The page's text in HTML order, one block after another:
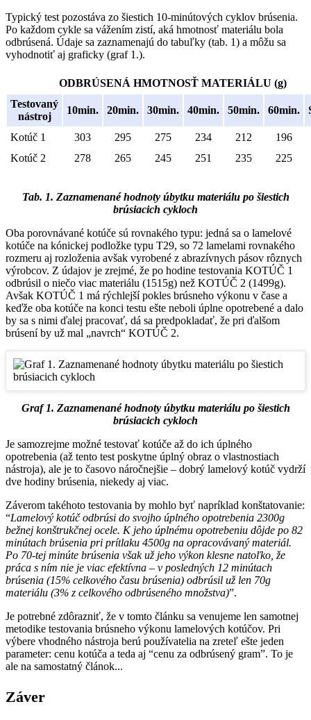
Typický test pozostáva zo šiestich 10-minútových cyklov brúsenia.
Po každom cykle sa vážením zistí, aká hmotnosť materiálu bola
odbrúsená. Údaje sa zaznamenajú do tabuľky (tab. 1) a môžu sa
vyhodnotiť aj graficky (graf 1.).
ODBRÚSENÁ HMOTNOSŤ MATERIÁLU (g)
Testovaný
nástroj
10min. 20min. 30min. 40min. 50min. 60min.
Kotúč 1 303 295 275 234 212 196
Kotúč 2
278 265 245 251 235 225
Tab. 1. Zaznamenané hodnoty úbytku materiálu po šiestich
brúsiacich cykloch
Oba porovnávané kotúče sú rovnakého typu: jedná sa o lamelové
kotúče na kónickej podložke typu T29, so 72 lamelami rovnakého
rozmeru aj rozloženia avšak vyrobené z abrazívnych pásov rôznych
výrobcov. Z údajov je zrejmé, že po hodine testovania KOTÚČ 1
odbrúsil o niečo viac materiálu (1515g) než KOTÚČ 2 (1499g).
Avšak KOTÚČ 1 má rýchlejší pokles brúsneho výkonu v čase a
keďže oba kotúče na konci testu ešte neboli úplne opotrebené a dalo
by sa s nimi ďalej pracovať, dá sa predpokladať, že pri ďalšom
brúsení by už mal „navrch“ KOTÚČ 2.
Graf 1. Zaznamenané hodnoty úbytku materiálu po šiestich
brúsiacich cykloch
Je samozrejme možné testovať kotúče až do ich úplného
opotrebenia (až tento test poskytne úplný obraz o vlastnostiach
nástroja), ale je to časovo náročnejšie – dobrý lamelový kotúč vydrží
dve hodiny brúsenia, niekedy aj viac.
Záverom takéhoto testovania by mohlo byť napríklad konštatovanie:
“Lamelový kotúč odbrúsi do svojho úplného opotrebenia 2300g
bežnej konštrukčnej ocele. K jeho úplnému opotrebeniu dôjde po 82
minútach brúsenia pri prítlaku 4500g na opracovávaný materiál.
Po 70-tej minúte brúsenia však už jeho výkon klesne natoľko, že
práca s ním nie je viac efektívna – v posledných 12 minútach
brúsenia (15% celkového času brúsenia) odbrúsil už len 70g
materiálu (3% z celkového odbrúseného množstva)”.
Je potrebné zdôrazniť, že v tomto článku sa venujeme len samotnej
metodike testovania brúsneho výkonu lamelových kotúčov. Pri
výbere vhodného nástroja berú používatelia na zreteľ ešte jeden
parameter: cenu kotúča a teda aj “cenu za odbrúsený gram”. To je
ale na samostatný článok...
Záver